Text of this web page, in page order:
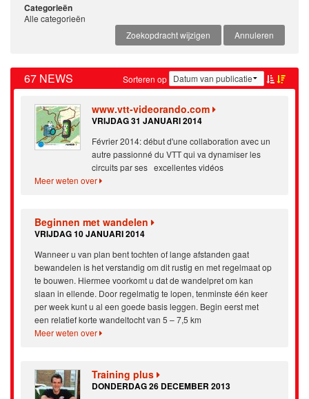
Categorieën
Alle categorieën
Zoekopdracht wijzigen
Annuleren
Sorteren op
67 NEWS
www.vtt-videorando.com
VRIJDAG 31 JANUARI 2014
Février 2014: début d'une collaboration avec un
autre passionné du VTT qui va dynamiser les
circuits par ses excellentes vidéos
Meer weten over
Beginnen met wandelen
VRIJDAG 10 JANUARI 2014
Wanneer u van plan bent tochten of lange afstanden gaat
bewandelen is het verstandig om dit rustig en met regelmaat op
te bouwen. Hiermee voorkomt u dat de wandelpret om kan
slaan in ellende. Door regelmatig te lopen, tenminste één keer
per week kunt u al een goede basis leggen. Begin eerst met
een relatief korte wandeltocht van 5 – 7,5 km
Meer weten over
Training plus
DONDERDAG 26 DECEMBER 2013